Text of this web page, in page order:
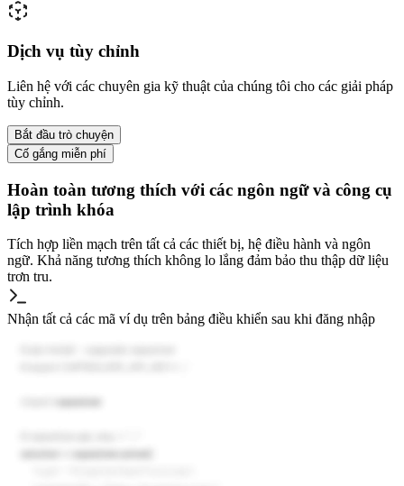
Dịch vụ tùy chỉnh
Liên hệ với các chuyên gia kỹ thuật của chúng tôi cho các giải pháp
tùy chỉnh.
Bắt đầu trò chuyện
Cố gắng miễn phí
Hoàn toàn tương thích với các ngôn ngữ và công cụ
lập trình khóa
Tích hợp liền mạch trên tất cả các thiết bị, hệ điều hành và ngôn
ngữ. Khả năng tương thích không lo lắng đảm bảo thu thập dữ liệu
trơn tru.
Nhận tất cả các mã ví dụ trên bảng điều khiển sau khi đăng nhập